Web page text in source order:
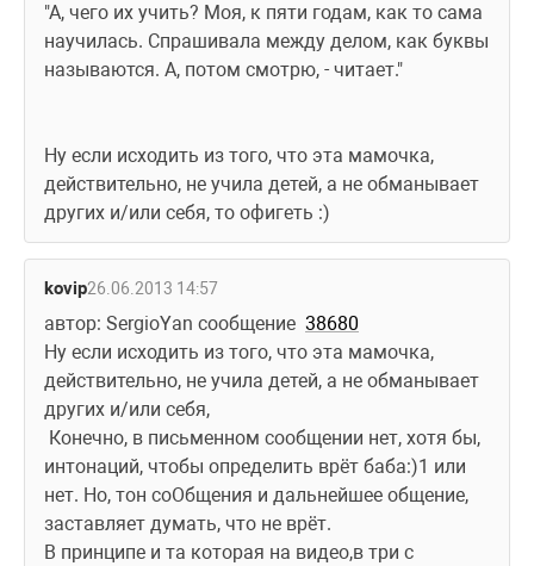
"А, чего их учить? Моя, к пяти годам, как то сама
научилась. Спрашивала между делом, как буквы
называются. А, потом смотрю, - читает."
Ну если исходить из того, что эта мамочка,
действительно, не учила детей, а не обманывает
других и/или себя, то офигеть :)
kovip26.06.2013 14:57
автор: SergioYan сообщение 38680
Ну если исходить из того, что эта мамочка,
действительно, не учила детей, а не обманывает
других и/или себя,
интонаций, чтобы определить врёт баба:)1 или
нет. Но, тон соОбщения и дальнейшее общение,
заставляет думать, что не врёт.
В принципе и та которая на видео,в три с